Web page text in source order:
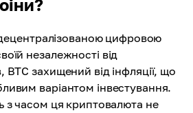
децентралізованою цифровою
незалежності від
BTC захищений від інфляції, що
варіантом інвестування.
з часом ця криптовалюта не